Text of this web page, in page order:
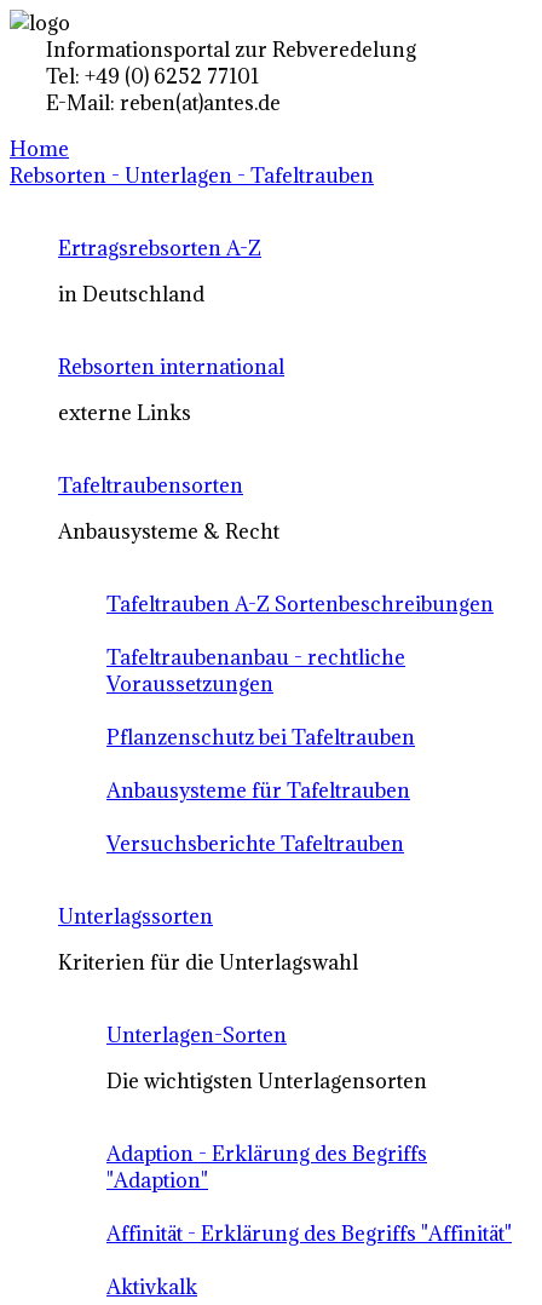
Informationsportal zur Rebveredelung
Tel: +49 (0) 6252 77101
E-Mail: reben(at)antes.de
Home
Rebsorten - Unterlagen - Tafeltrauben
Ertragsrebsorten A-Z
in Deutschland
Rebsorten international
externe Links
Tafeltraubensorten
Anbausysteme & Recht
Tafeltrauben A-Z Sortenbeschreibungen
Tafeltraubenanbau - rechtliche
Voraussetzungen
Pflanzenschutz bei Tafeltrauben
Anbausysteme für Tafeltrauben
Versuchsberichte Tafeltrauben
Unterlagssorten
Kriterien für die Unterlagswahl
Unterlagen-Sorten
Die wichtigsten Unterlagensorten
Adaption - Erklärung des Begriffs
"Adaption"
Affinität - Erklärung des Begriffs "Affinität"
Aktivkalk